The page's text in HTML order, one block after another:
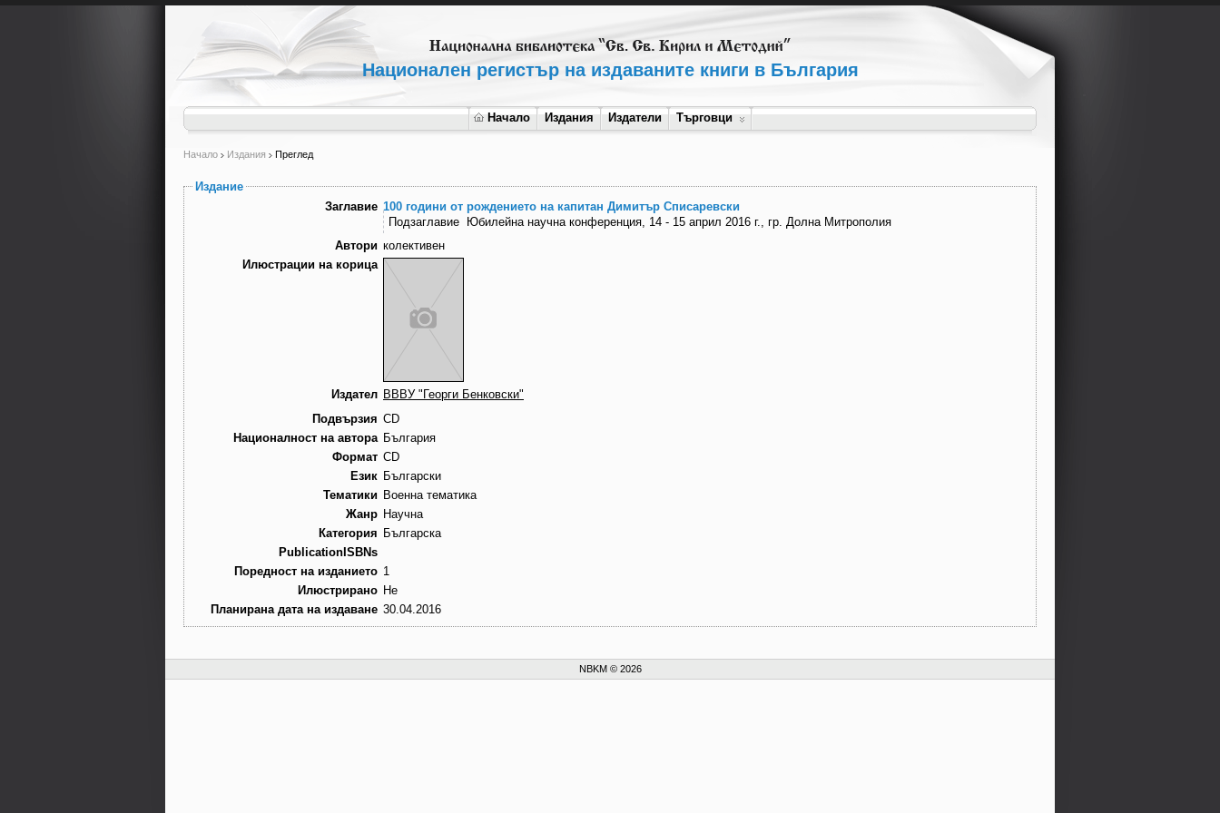
Национален регистър на издаваните книги в България
Начало Издания Издатели Търговци
Начало Издания Преглед
Издание
Заглавие 100 години от рождението на капитан Димитър Списаревски
Подзаглавие
Юбилейна научна конференция, 14 - 15 април 2016 г., гр. Долна Митрополия
Автори колективен
Илюстрации на корица
Издател ВВВУ "Георги Бенковски"
Подвързия CD
Националност на автора България
Формат CD
Език Български
Тематики Военна тематика
Жанр Научна
Категория Българска
PublicationISBNs
Поредност на изданието 1
Илюстрирано Не
Планирана дата на издаване 30.04.2016
NBKM © 2026